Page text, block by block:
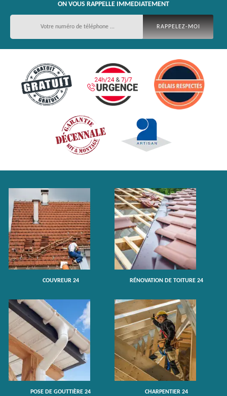
ON VOUS RAPPELLE IMMEDIATEMENT
COUVREUR 24 RÉNOVATION DE TOITURE 24
POSE DE GOUTTIÈRE 24 CHARPENTIER 24